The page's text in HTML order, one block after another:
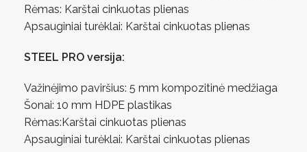
Rėmas: Karštai cinkuotas plienas
Apsauginiai turėklai: Karštai cinkuotas plienas
STEEL PRO versija:
Važinėjimo paviršius: 5 mm kompozitinė medžiaga
Šonai: 10 mm HDPE plastikas
Rėmas:Karštai cinkuotas plienas
Apsauginiai turėklai: Karštai cinkuotas plienas